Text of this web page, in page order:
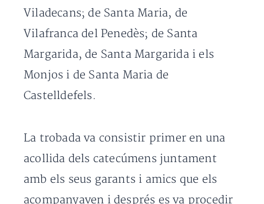
Viladecans; de Santa Maria, de
Vilafranca del Penedès; de Santa
Margarida, de Santa Margarida i els
Monjos i de Santa Maria de
Castelldefels.
La trobada va consistir primer en una
acollida dels catecúmens juntament
amb els seus garants i amics que els
acompanyaven i després es va procedir